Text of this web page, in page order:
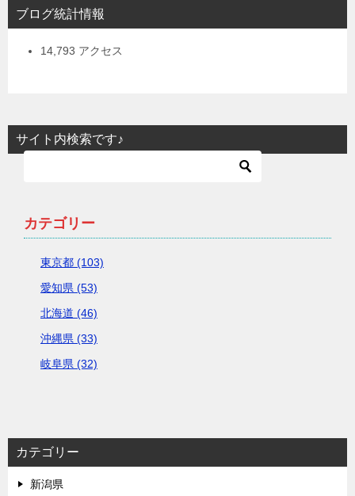
ブログ統計情報
14,793 アクセス
サイト内検索です♪
カテゴリー
東京都 (103)
愛知県 (53)
北海道 (46)
沖縄県 (33)
岐阜県 (32)
カテゴリー
新潟県